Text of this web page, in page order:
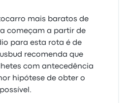
mais baratos de
começam a partir de
para esta rota é de
recomenda que
com antecedência
hipótese de obter o